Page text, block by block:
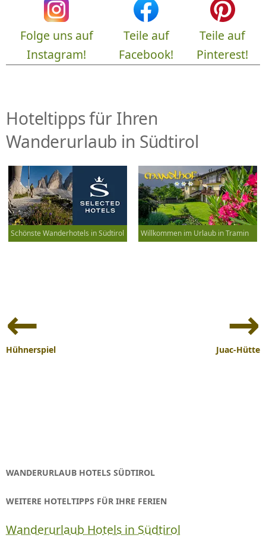
Folge uns auf
Instagram!
Teile auf
Facebook!
Teile auf
Pinterest!
Hoteltipps für Ihren
Wanderurlaub in Südtirol
Schönste Wanderhotels in Südtirol Willkommen im Urlaub in Tramin
Navigation
Hühnerspiel Juac-Hütte
WANDERURLAUB HOTELS SÜDTIROL
WEITERE HOTELTIPPS FÜR IHRE FERIEN
Wanderurlaub Hotels in Südtirol